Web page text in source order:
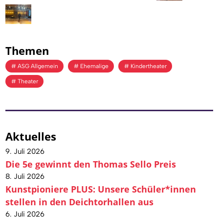
Themen
ASG Allgemein Ehemalige Kindertheater
Theater
Aktuelles
9. Juli 2026
Die 5e gewinnt den Thomas Sello Preis
8. Juli 2026
Kunstpioniere PLUS: Unsere Schüler*innen
stellen in den Deichtorhallen aus
6. Juli 2026